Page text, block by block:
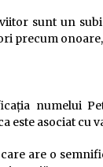
sunt un
precum
numelui
este asociat cu
are o